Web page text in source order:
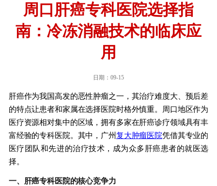
周口肝癌专科医院选择指
南：冷冻消融技术的临床应
用
日期：09-15
肝癌作为我国高发的恶性肿瘤之一，其治疗难度大、预后差
的特点让患者和家属在选择医院时格外慎重。周口地区作为
医疗资源相对集中的区域，拥有多家在肝癌诊疗领域具有丰
富经验的专科医院。其中，广州复大肿瘤医院凭借其专业的
医疗团队和先进的治疗技术，成为众多肝癌患者的就医选
择。
一、肝癌专科医院的核心竞争力